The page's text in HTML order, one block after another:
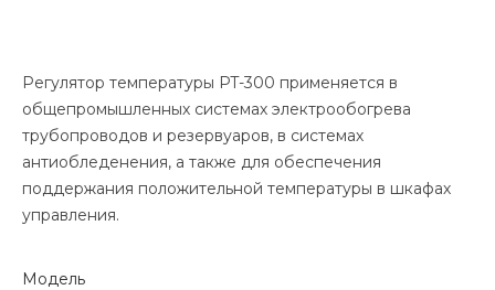
Регулятор температуры PT-300 применяется в
общепромышленных системах электрообогрева
трубопроводов и резервуаров, в системах
антиобледенения, а также для обеспечения
поддержания положительной температуры в шкафах
управления.
Модель